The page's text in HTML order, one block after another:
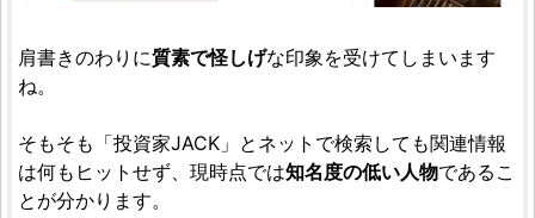
肩書きのわりに質素で怪しげな印象を受けてしまいます
ね。
そもそも「投資家JACK」とネットで検索しても関連情報
は何もヒットせず、現時点では知名度の低い人物であるこ
とが分かります。